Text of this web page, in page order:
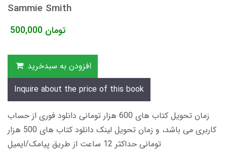
Sammie Smith
500,000 تومان
افزودن به سبدخرید
Inquire about the price of this book
زمان تحویل کتاب های 600 هزار تومانی دانلود فوری از حساب
کاربری می باشد، و زمان تحویل لینک دانلود کتاب های 500 هزار
تومانی حداکثر 12 ساعت از طریق پیامک/ایمیل